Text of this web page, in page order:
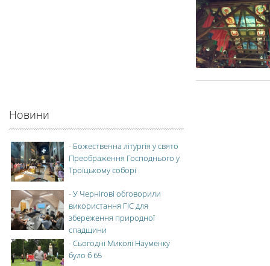
Новини
- Божественна літургія у свято
Преображення Господнього у
Троїцькому соборі
-У Чернігові обговорили
використання ГІС для
збереження природної
спадщини
-Сьогодні Миколі Науменку
було б 65